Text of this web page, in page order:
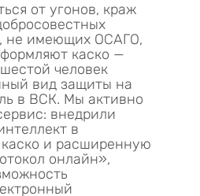
от угонов, краж
не имеющих ОСАГО,
каско —
человек
вид защиты на
в ВСК. Мы активно
внедрили
в
и расширенную
онлайн»,